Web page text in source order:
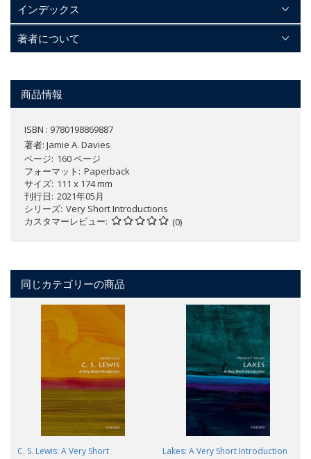
インデックス
著者について
商品情報
ISBN : 9780198869887
著者: Jamie A. Davies
ページ 160 ページ
フォーマット
Paperback
サイズ 111 x 174 mm
刊行日 2021年05月
シリーズ Very Short Introductions
カスタマーレビュー
(0)
同じカテゴリーの商品
C. S. Lewis: A Very Short
Lakes: A Very Short Introduction